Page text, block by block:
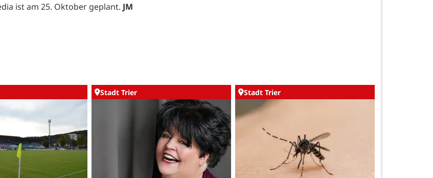
ist am 25. Oktober geplant. JM
Stadt Trier Stadt Trier